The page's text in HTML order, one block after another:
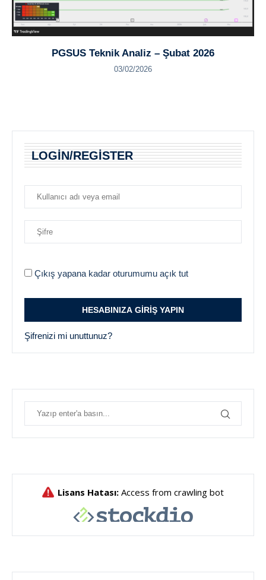
PGSUS Teknik Analiz – Şubat 2026
03/02/2026
LOGIN/REGISTER
Çıkış yapana kadar oturumumu açık tut
Şifrenizi mi unuttunuz?